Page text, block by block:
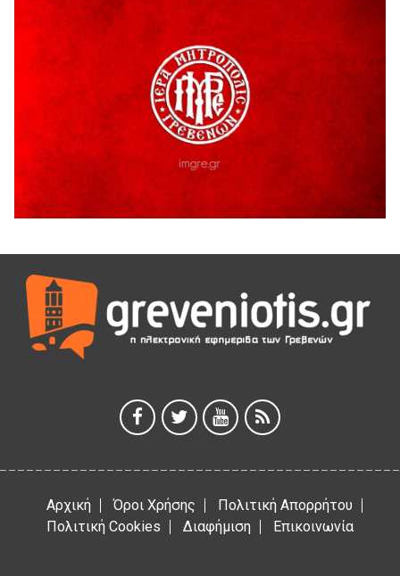
5 Αυγούστου 2026
Γρεβενά: Συνελήφθη 18χρονος αλλοδαπός, για κλοπή
εξοπλισμού γυμναστηρίου
5 Αυγούστου 2026
ΑΗ ΛΑΟΣ | 5 Αυγούστου | Υπαίθριο Θέατρο “Καστράκι”,
41η Γιορτή Κρασιού στο Τρίκωμο – «Γιορτή Παράδοσης»
5 Αυγούστου 2026
ΕΥΧΑΡΙΣΤΙΕΣ Φυσιολατρικού Συλλόγου Γρεβενών
4 Αυγούστου 2026
Έκτακτη χρηματοδότηση 400.000€ για επιπλέον εργασίες
στο Δημοτικό Στάδιο Γρεβενών «Μίλτος Τεντόγλου»
Αρχική Όροι Χρήσης
Πολιτική Απορρήτου
Πολιτική Cookies
Διαφήμιση Επικοινωνία